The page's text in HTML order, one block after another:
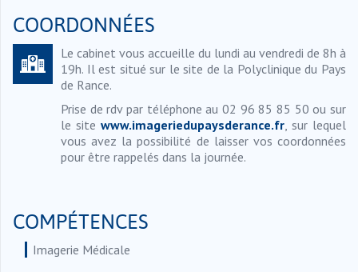
COORDONNÉES
Le cabinet vous accueille du lundi au vendredi de 8h à
19h. Il est situé sur le site de la Polyclinique du Pays
de Rance.
Prise de rdv par téléphone au 02 96 85 85 50 ou sur
le site www.imageriedupaysderance.fr, sur lequel
vous avez la possibilité de laisser vos coordonnées
pour être rappelés dans la journée.
COMPÉTENCES
Imagerie Médicale